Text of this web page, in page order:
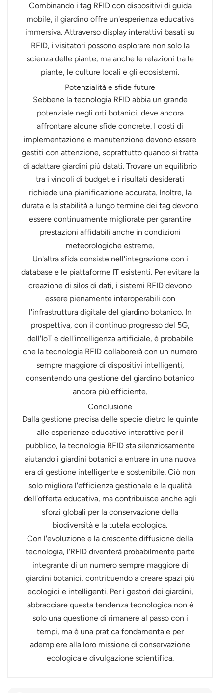
Combinando i tag RFID con dispositivi di guida
mobile, il giardino offre un'esperienza educativa
immersiva. Attraverso display interattivi basati su
RFID, i visitatori possono esplorare non solo la
scienza delle piante, ma anche le relazioni tra le
piante, le culture locali e gli ecosistemi.
Potenzialità e sfide future
Sebbene la tecnologia RFID abbia un grande
potenziale negli orti botanici, deve ancora
affrontare alcune sfide concrete. I costi di
implementazione e manutenzione devono essere
gestiti con attenzione, soprattutto quando si tratta
di adattare giardini più datati. Trovare un equilibrio
tra i vincoli di budget e i risultati desiderati
richiede una pianificazione accurata. Inoltre, la
durata e la stabilità a lungo termine dei tag devono
essere continuamente migliorate per garantire
prestazioni affidabili anche in condizioni
meteorologiche estreme.
Un'altra sfida consiste nell'integrazione con i
database e le piattaforme IT esistenti. Per evitare la
creazione di silos di dati, i sistemi RFID devono
essere pienamente interoperabili con
l'infrastruttura digitale del giardino botanico. In
prospettiva, con il continuo progresso del 5G,
dell'IoT e dell'intelligenza artificiale, è probabile
che la tecnologia RFID collaborerà con un numero
sempre maggiore di dispositivi intelligenti,
consentendo una gestione del giardino botanico
ancora più efficiente.
Conclusione
Dalla gestione precisa delle specie dietro le quinte
alle esperienze educative interattive per il
pubblico, la tecnologia RFID sta silenziosamente
aiutando i giardini botanici a entrare in una nuova
era di gestione intelligente e sostenibile. Ciò non
solo migliora l'efficienza gestionale e la qualità
dell'offerta educativa, ma contribuisce anche agli
sforzi globali per la conservazione della
biodiversità e la tutela ecologica.
Con l'evoluzione e la crescente diffusione della
tecnologia, l'RFID diventerà probabilmente parte
integrante di un numero sempre maggiore di
giardini botanici, contribuendo a creare spazi più
ecologici e intelligenti. Per i gestori dei giardini,
abbracciare questa tendenza tecnologica non è
solo una questione di rimanere al passo con i
tempi, ma è una pratica fondamentale per
adempiere alla loro missione di conservazione
ecologica e divulgazione scientifica.